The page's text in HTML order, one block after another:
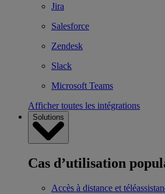
Jira
Salesforce
Zendesk
Slack
Microsoft Teams
Afficher toutes les intégrations
Solutions
Cas d’utilisation
Accès à distance et